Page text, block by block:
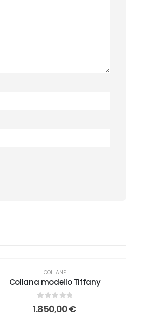
COLLANE
Collana modello Tiffany
0 out of 5
1.850,00€